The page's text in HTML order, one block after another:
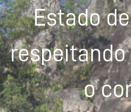
Estado
o